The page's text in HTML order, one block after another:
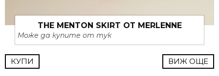
THE MENTON SKIRT ОТ MERLENNE
Може да купите от тук
КУПИ ВИЖ ОЩЕ